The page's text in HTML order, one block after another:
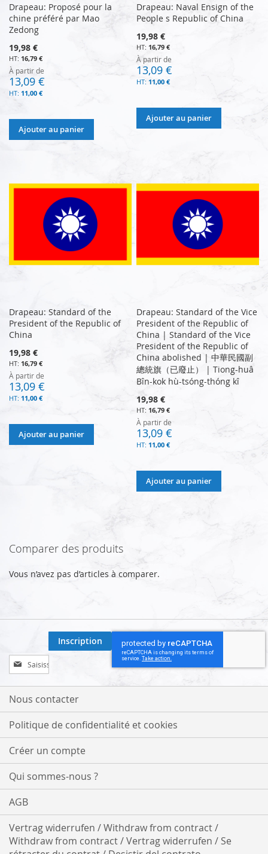
Drapeau: Proposé pour la
chine préféré par Mao
Zedong
19,98 €
16,79 €
À partir de
13,09 €
11,00 €
Ajouter au panier
Drapeau: Naval Ensign of the
People s Republic of China
19,98 €
16,79 €
À partir de
13,09 €
11,00 €
Ajouter au panier
Drapeau: Standard of the
President of the Republic of
China
19,98 €
16,79 €
À partir de
13,09 €
11,00 €
Ajouter au panier
Drapeau: Standard of the Vice
President of the Republic of
China | Standard of the Vice
President of the Republic of
China abolished | ​中華民國副
總統旗（已廢止） | ​Tiong-huâ
Bîn-kok hù-tsóng-thóng kî
19,98 €
16,79 €
À partir de
13,09 €
11,00 €
Ajouter au panier
Comparer des produits
Vous n’avez pas d’articles à comparer.
Inscription
à
notre
lettre
:
Inscription
Nous contacter
Politique de confidentialité et cookies
Créer un compte
Qui sommes-nous ?
AGB
Vertrag widerrufen / Withdraw from contract /
Withdraw from contract / Vertrag widerrufen / Se